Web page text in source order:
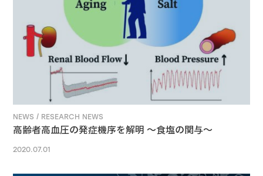
NEWS / RESEARCH NEWS
高齢者高血圧の発症機序を解明 ～食塩の関与～
2020.07.01